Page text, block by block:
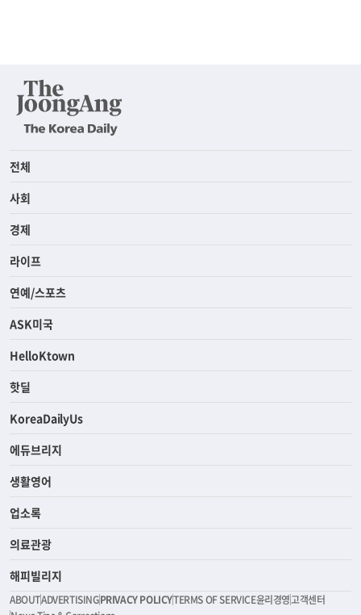
전체
사회
경제
라이프
연예/스포츠
ASK미국
HelloKtown
핫딜
KoreaDailyUs
에듀브리지
생활영어
업소록
의료관광
해피빌리지
ABOUTADVERTISINGPRIVACY POLICYTERMS OF SERVICE윤리경영고객센터